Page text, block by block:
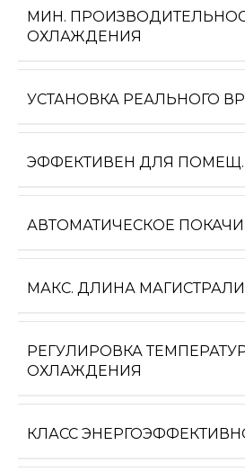
МИН.
ОХЛАЖДЕНИЯ
УСТАНОВКА РЕАЛЬНОГО
ЭФФЕКТИВЕН ДЛЯ
АВТОМАТИЧЕСКОЕ
МАКС. ДЛИНА МАГИСТРАЛИ
РЕГУЛИРОВКА
ОХЛАЖДЕНИЯ
КЛАСС